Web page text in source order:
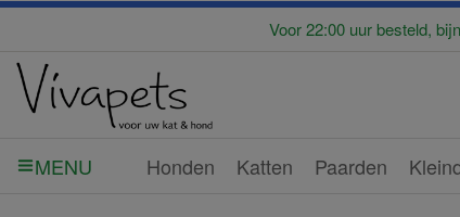
Voor 22:00 uur besteld,
MENU Honden Katten Paarden